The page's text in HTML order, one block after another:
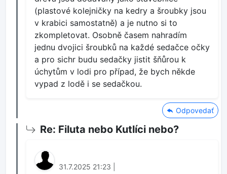
(plastové kolejničky na kedry a šroubky jsou
v krabici samostatně) a je nutno si to
zkompletovat. Osobně časem nahradím
jednu dvojici šroubků na každé sedačce očky
a pro sichr budu sedačky jistit šňůrou k
úchytům v lodi pro případ, že bych někde
vypad z lodě i se sedačkou.
Odpovedať
Re: Filuta nebo Kutlíci nebo?
31.7.2025 21:23 |